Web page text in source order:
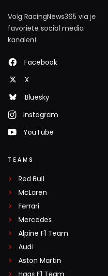
Volg RacingNews365 via je
favoriete social media
kanalen!
Facebook
X
Bluesky
Instagram
YouTube
TEAMS
Red Bull
McLaren
Ferrari
Mercedes
Alpine F1 Team
Audi
Aston Martin
Haas F1 Team